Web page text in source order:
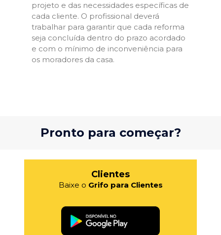
projeto e das necessidades específicas de
cada cliente. O profissional deverá
trabalhar para garantir que cada reforma
seja concluída dentro do prazo acordado
e com o mínimo de inconveniência para
os moradores da casa.
Pronto para começar?
Clientes
Baixe o Grifo para Clientes